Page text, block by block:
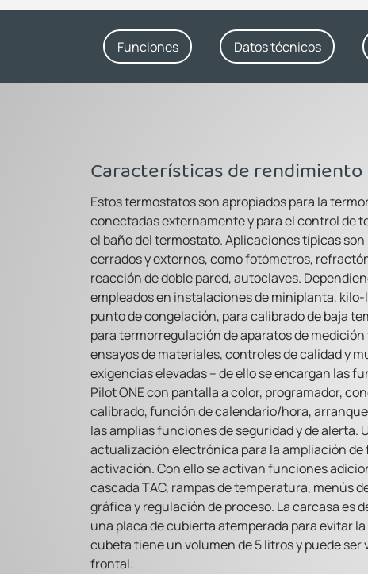
Funciones Datos técnicos
Características de rendimiento
Estos termostatos son apropiados para la
conectadas externamente y para el control de
el baño del termostato. Aplicaciones típicas
cerrados y externos, como fotómetros,
reacción de doble pared, autoclaves.
empleados en instalaciones de miniplanta,
punto de congelación, para calibrado de baja
para termorregulación de aparatos de
ensayos de materiales, controles de calidad y
exigencias elevadas – de ello se encargan las
Pilot ONE con pantalla a color, programador,
calibrado, función de calendario/hora,
las amplias funciones de seguridad y de alerta.
actualización electrónica para la ampliación
activación. Con ello se activan funciones
cascada TAC, rampas de temperatura, menús
gráfica y regulación de proceso. La carcasa es
una placa de cubierta atemperada para evitar
cubeta tiene un volumen de 5 litros y puede ser
frontal.